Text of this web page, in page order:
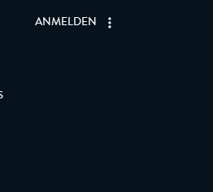
ANMELDEN